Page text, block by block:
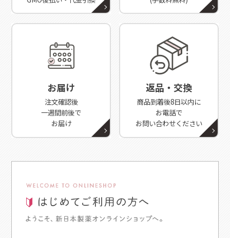
お届け
注文確認後
一週間前後で
お届け
返品・交換
商品到着後8日以内に
お電話で
お問い合わせください